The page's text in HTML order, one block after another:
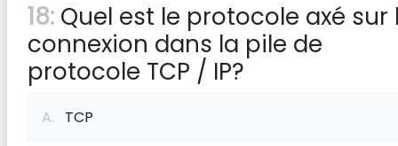
18: Quel est le protocole axé sur
connexion dans la pile de
protocole TCP / IP?
A. TCP